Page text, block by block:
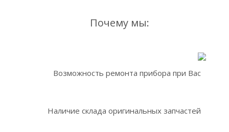
Почему мы:
Возможность ремонта прибора при Вас
Наличие склада оригинальных запчастей